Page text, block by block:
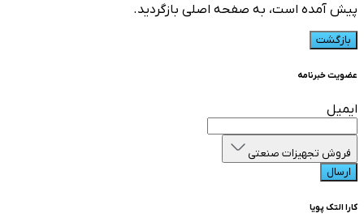
پیش آمده است، به صفحه اصلی بازگردید.
بازگشت
عضویت خبرنامه
ایمیل
فروش تجهیزات صنعتی
ارسال
کارا التک پویا